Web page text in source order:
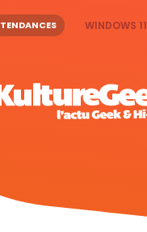
TENDANCES WINDOWS 11